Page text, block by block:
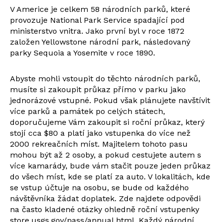
V Americe je celkem 58 národních parků, které
provozuje National Park Service spadající pod
ministerstvo vnitra. Jako první byl v roce 1872
založen Yellowstone národní park, následovaný
parky Sequoia a Yosemite v roce 1890.
Abyste mohli vstoupit do těchto národních parků,
musíte si zakoupit průkaz přímo v parku jako
jednorázové vstupné. Pokud však plánujete navštívit
více parků a památek po celých státech,
doporučujeme Vám zakoupit si roční průkaz, který
stojí cca $80 a platí jako vstupenka do více než
2000 rekreačních míst. Majitelem tohoto pasu
mohou být až 2 osoby, a pokud cestujete autem s
více kamarády, bude vám stačit pouze jeden průkaz
do všech míst, kde se platí za auto. V lokalitách, kde
se vstup účtuje na osobu, se bude od každého
návštěvníka žádat doplatek. Zde najdete odpovědi
na často kladené otázky ohledně roční vstupenky